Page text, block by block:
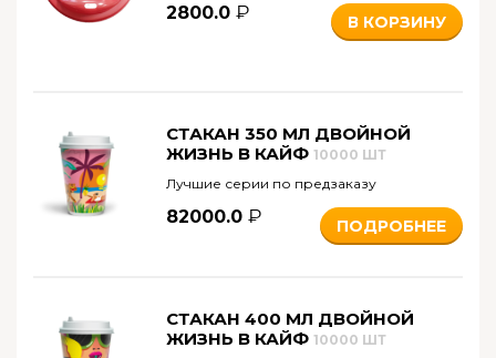
2800.0 В КОРЗИНУ
СТАКАН 350 МЛ ДВОЙНОЙ
ЖИЗНЬ В КАЙФ 10000 ШТ
Лучшие серии по предзаказу
82000.0 ПОДРОБНЕЕ
СТАКАН 400 МЛ ДВОЙНОЙ
ЖИЗНЬ В КАЙФ 10000 ШТ